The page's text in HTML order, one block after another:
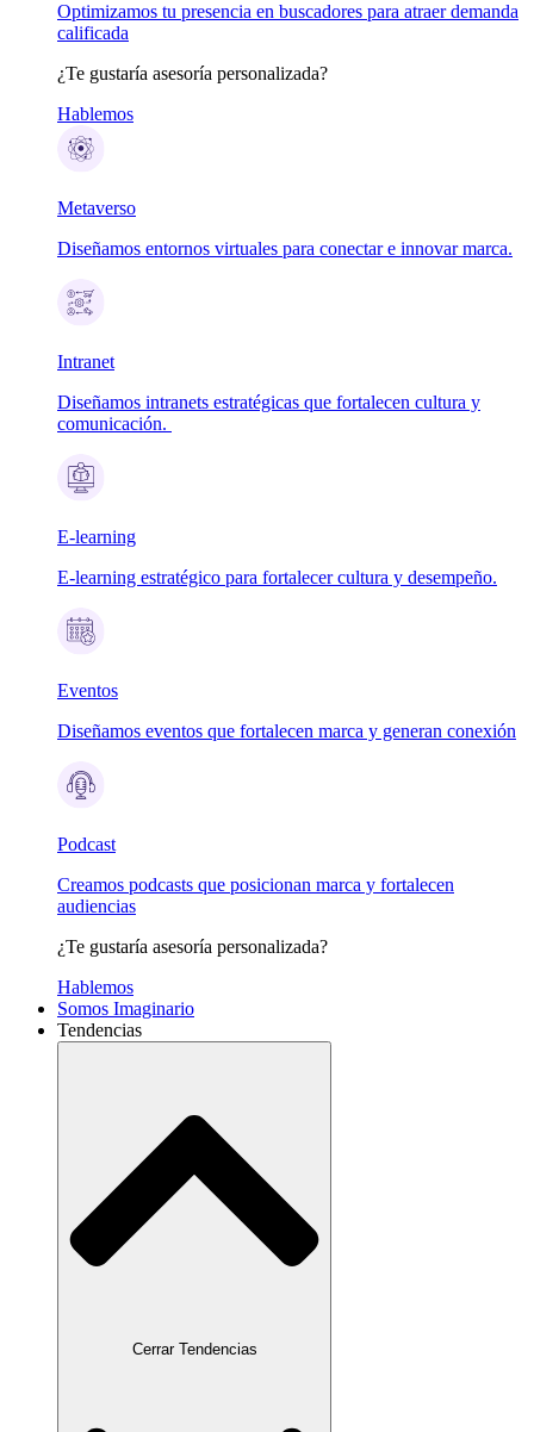
Optimizamos tu presencia en buscadores para atraer demanda
calificada
¿Te gustaría asesoría personalizada?
Hablemos
Metaverso
Diseñamos entornos virtuales para conectar e innovar marca.
Intranet
Diseñamos intranets estratégicas que fortalecen cultura y
comunicación.
E-learning
E-learning estratégico para fortalecer cultura y desempeño.
Eventos
Diseñamos eventos que fortalecen marca y generan conexión
Podcast
Creamos podcasts que posicionan marca y fortalecen
audiencias
¿Te gustaría asesoría personalizada?
Hablemos
Somos Imaginario
Tendencias
Cerrar Tendencias